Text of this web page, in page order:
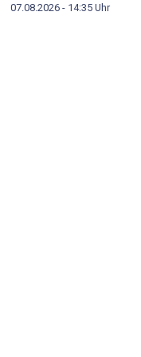
07.08.2026 - 14:35 Uhr